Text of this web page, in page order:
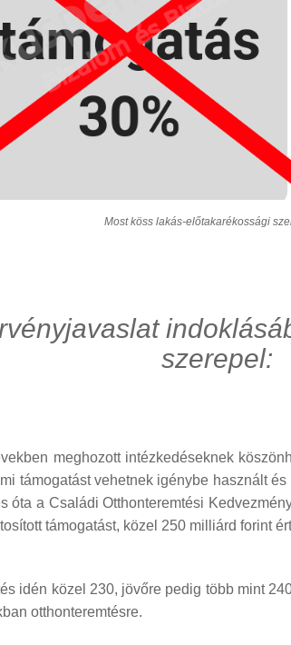
Most köss lakás-előtakarékossági
szerepel:
meghozott intézkedéseknek
támogatást vehetnek igénybe használt
óta a Családi Otthonteremtési
támogatást, közel 250 milliárd forint
idén közel 230, jövőre pedig több mint
otthonteremtésre.